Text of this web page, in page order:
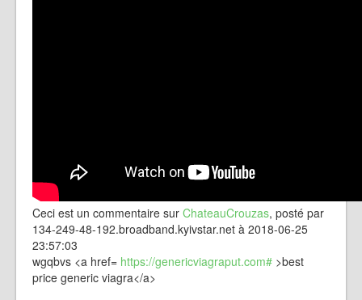
Ceci est un commentaire sur ChateauCrouzas, posté par
134-249-48-192.broadband.kyivstar.net à 2018-06-25
23:57:03
wgqbvs <a href= https://genericviagraput.com# >best
price generic viagra</a>